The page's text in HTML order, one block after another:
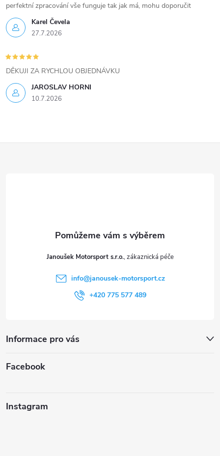
Karel Čevela
27.7.2026
perfektní zpracování vše funguje tak jak má, mohu doporučit
JAROSLAV HORNI
10.7.2026
DĚKUJI ZA RYCHLOU OBJEDNÁVKU
Janoušek Motorsport s.r.o.
info@janousek-motorsport.cz
+420 775 577 489
Informace pro vás
Facebook
Instagram